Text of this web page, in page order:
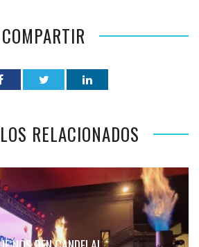
COMPARTIR
RELACIONADOS